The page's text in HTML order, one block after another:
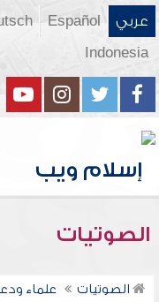
عربي Español
Indonesia
الصوتيات
الصوتيات علماء